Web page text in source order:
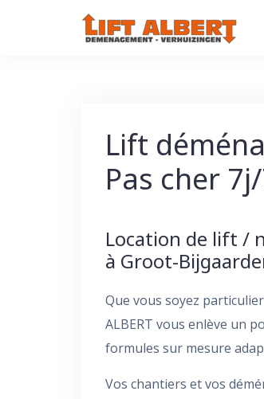
Lift
Pas cher
Location de lift /
à Groot-
Que vous soyez
ALBERT vous enlève un
formules sur mesure
Vos chantiers et vos